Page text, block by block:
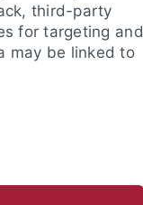
third-party
for targeting and
may be linked to